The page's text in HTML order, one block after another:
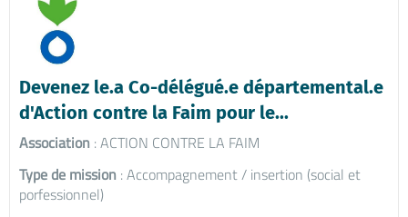
Devenez le.a Co-délégué.e départemental.e
d'Action contre la Faim pour le...
Association : ACTION CONTRE LA FAIM
Type de mission : Accompagnement / insertion (social et
porfessionnel)